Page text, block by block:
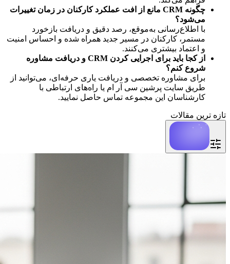
چگونه CRM مانع از افت عملکرد کارکنان در زمان تغییرات
می‌شود؟
با اطلاع‌رسانی به‌موقع، رصد دقیق و دریافت بازخورد
مستمر، کارکنان در مسیر جدید همراه شده و احساس امنیت
و اعتماد بیشتری می‌کنند.
از کجا باید برای اجرایی کردن CRM و دریافت مشاوره
شروع کنم؟
برای مشاوره تخصصی و دریافت یاری حرفه‌ای، می‌توانید از
طریق سایت پرشین سی آر ام یا راه‌های ارتباطی با
کارشناسان این مجموعه تماس حاصل نمایید.
تازه ترین مقالات